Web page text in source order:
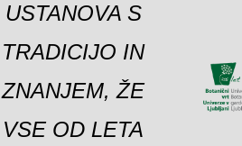
USTANOVA S
TRADICIJO IN
ZNANJEM, ŽE
VSE OD LETA